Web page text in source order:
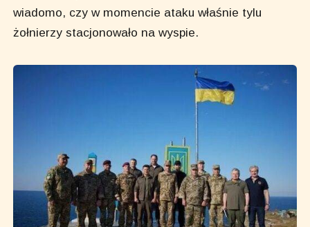
wiadomo, czy w momencie ataku właśnie tylu
żołnierzy stacjonowało na wyspie.